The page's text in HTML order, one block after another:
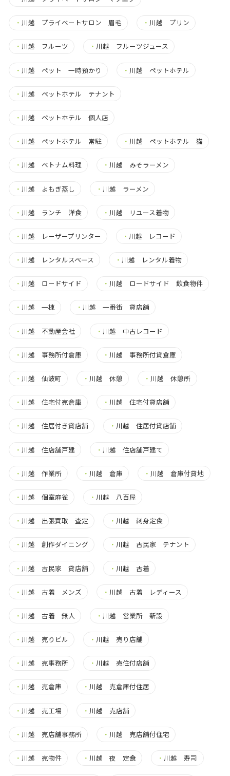
・ 川越 プライベートサロン 眉毛 ・ 川越 プリン
・ 川越 フルーツ ・ 川越 フルーツジュース
・ 川越 ペット 一時預かり ・ 川越 ペットホテル
・ 川越 ペットホテル テナント
・ 川越 ペットホテル 個人店
・ 川越 ペットホテル 常駐 ・ 川越 ペットホテル 猫
・ 川越 ベトナム料理 ・ 川越 みそラーメン
・ 川越 よもぎ蒸し ・ 川越 ラーメン
・ 川越 ランチ 洋食 ・ 川越 リユース着物
・ 川越 レーザープリンター ・ 川越 レコード
・ 川越 レンタルスペース ・ 川越 レンタル着物
・ 川越 ロードサイド ・ 川越 ロードサイド 飲食物件
・ 川越 一棟 ・ 川越 一番街 貸店舗
・ 川越 不動産会社 ・ 川越 中古レコード
・ 川越 事務所付倉庫 ・ 川越 事務所付貸倉庫
・ 川越 仙波町 ・ 川越 休憩 ・ 川越 休憩所
・ 川越 住宅付売倉庫 ・ 川越 住宅付貸店舗
・ 川越 住居付き貸店舗 ・ 川越 住居付貸店舗
・ 川越 住店舗戸建 ・ 川越 住店舗戸建て
・ 川越 作業所 ・ 川越 倉庫 ・ 川越 倉庫付貸地
・ 川越 個室麻雀 ・ 川越 八百屋
・ 川越 出張買取 査定 ・ 川越 刺身定食
・ 川越 創作ダイニング ・ 川越 古民家 テナント
・ 川越 古民家 貸店舗 ・ 川越 古着
・ 川越 古着 メンズ ・ 川越 古着 レディース
・ 川越 古着 無人 ・ 川越 営業所 新設
・ 川越 売りビル ・ 川越 売り店舗
・ 川越 売事務所 ・ 川越 売住付店舗
・ 川越 売倉庫 ・ 川越 売倉庫付住居
・ 川越 売工場 ・ 川越 売店舗
・ 川越 売店舗事務所 ・ 川越 売店舗付住宅
・ 川越 売物件 ・ 川越 夜 定食 ・ 川越 寿司